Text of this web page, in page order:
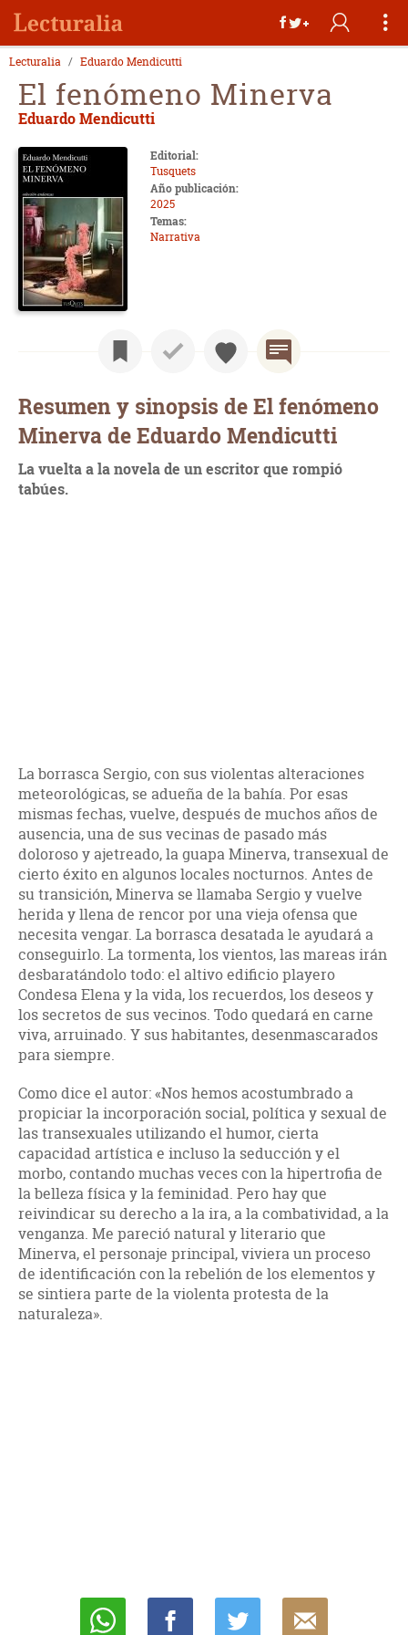
Lecturalia Eduardo Mendicutti
El fenómeno Minerva
Eduardo Mendicutti
Editorial:
Tusquets
Año publicación:
2025
Temas:
Narrativa
Resumen y sinopsis de El fenómeno
Minerva de Eduardo Mendicutti
La vuelta a la novela de un escritor que rompió
tabúes.
La borrasca Sergio, con sus violentas alteraciones
meteorológicas, se adueña de la bahía. Por esas
mismas fechas, vuelve, después de muchos años de
ausencia, una de sus vecinas de pasado más
doloroso y ajetreado, la guapa Minerva, transexual de
cierto éxito en algunos locales nocturnos. Antes de
su transición, Minerva se llamaba Sergio y vuelve
herida y llena de rencor por una vieja ofensa que
necesita vengar. La borrasca desatada le ayudará a
conseguirlo. La tormenta, los vientos, las mareas irán
desbaratándolo todo: el altivo edificio playero
Condesa Elena y la vida, los recuerdos, los deseos y
los secretos de sus vecinos. Todo quedará en carne
viva, arruinado. Y sus habitantes, desenmascarados
para siempre.
Como dice el autor: «Nos hemos acostumbrado a
propiciar la incorporación social, política y sexual de
las transexuales utilizando el humor, cierta
capacidad artística e incluso la seducción y el
morbo, contando muchas veces con la hipertrofia de
la belleza física y la feminidad. Pero hay que
reivindicar su derecho a la ira, a la combatividad, a la
venganza. Me pareció natural y literario que
Minerva, el personaje principal, viviera un proceso
de identificación con la rebelión de los elementos y
se sintiera parte de la violenta protesta de la
naturaleza».